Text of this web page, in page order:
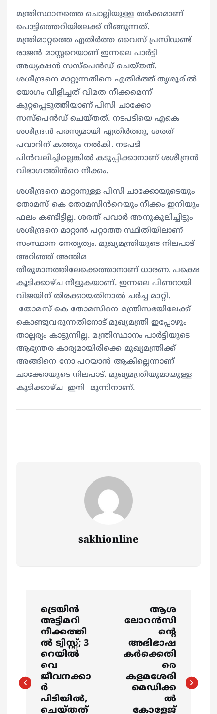
മന്ത്രിസ്ഥാനത്തെ ചൊല്ലിയുള്ള തർക്കമാണ്
പൊട്ടിത്തെറിയിലേക്ക് നീങ്ങുന്നത്.
മന്ത്രിമാറ്റത്തെ എതിർത്ത വൈസ് പ്രസിഡണ്ട്
രാജൻ മാസ്റ്ററെയാണ് ഇന്നലെ പാർട്ടി
അധ്യക്ഷൻ സസ്പെൻഡ് ചെയ്തത്.
ശശീന്ദ്രനെ മാറ്റുന്നതിനെ എതിർത്ത് തൃശൂരിൽ
യോഗം വിളിച്ചത് വിമത നീക്കമെന്ന്
കുറ്റപ്പെടുത്തിയാണ് പിസി ചാക്കോ
സസ്പെൻഡ് ചെയ്തത്. നടപടിയെ എകെ
ശശീന്ദ്രൻ പരസ്യമായി എതിർത്തു, ശരത്
പവാറിന് കത്തും നൽകി. നടപടി
പിൻവലിച്ചില്ലെങ്കിൽ കടുപ്പിക്കാനാണ് ശശീന്ദ്രൻ
വിഭാഗത്തിൻറെ നീക്കം.
ശശീന്ദ്രനെ മാറ്റാനുള്ള പിസി ചാക്കോയുടെയും
തോമസ് കെ തോമസിൻറെയും നീക്കം ഇനിയും
ഫലം കണ്ടിട്ടില്ല. ശരത് പവാർ അനുകൂലിച്ചിട്ടും
ശശീന്ദ്രനെ മാറ്റാൻ പറ്റാത്ത സ്ഥിതിയിലാണ്
സംസ്ഥാന നേതൃത്വം. മുഖ്യമന്ത്രിയുടെ നിലപാട്
അറിഞ്ഞ് അന്തിമ
തീരുമാനത്തിലേക്കെത്താനാണ് ധാരണ. പക്ഷെ
കൂടിക്കാഴ്ച നീളുകയാണ്. ഇന്നലെ പിണറായി
വിജയിന് തിരക്കായതിനാൽ ചർച്ച മാറ്റി.
തോമസ് കെ തോമസിനെ മന്ത്രിസഭയിലേക്ക്
കൊണ്ടുവരുന്നതിനോട് മുഖ്യമന്ത്രി ഇപ്പോഴും
താല്പര്യം കാട്ടുന്നില്ല. മന്ത്രിസ്ഥാനം പാർട്ടിയുടെ
ആഭ്യന്തര കാര്യമായിരിക്കെ മുഖ്യമന്ത്രിക്ക്
അങ്ങിനെ നോ പറയാൻ ആകില്ലെന്നാണ്
ചാക്കോയുടെ നിലപാട്. മുഖ്യമന്ത്രിയുമായുള്ള
കൂടിക്കാഴ്ച ഇനി മൂന്നിനാണ്.
sakhionline
t
n
ട്രെയിൻ
അട്ടിമറി
നീക്കത്തി
ൽ ട്വിസ്റ്റ്; 3
റെയിൽ
വെ
ജീവനക്കാ
ർ
പിടിയിൽ,
ചെയ്തത്
ആശ
ലോറൻസി
ൻ്റെ
അഭിഭാഷ
കർക്കെതി
രെ
കളമശേരി
മെഡിക്ക
ൽ
കോളേജ്